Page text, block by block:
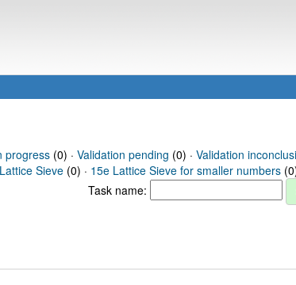
progress(0) · Validation pending (0) · Validation
Sieve (0) · 15e Lattice Sieve for smaller numbers
Task name: